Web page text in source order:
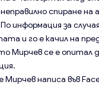
спиране на
информация за
и го е качил на
Мирчев се е опитал
написа във